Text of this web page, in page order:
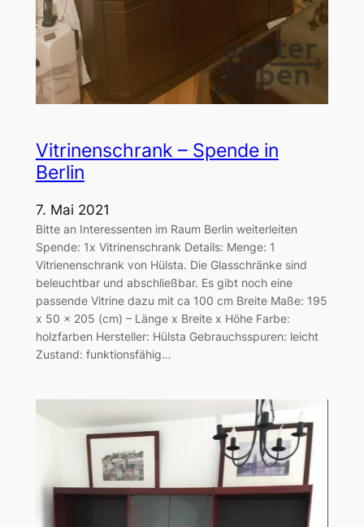
Vitrinenschrank – Spende in
Berlin
7. Mai 2021
Bitte an Interessenten im Raum Berlin weiterleiten
Spende: 1x Vitrinenschrank Details: Menge: 1
Vitrienenschrank von Hülsta. Die Glasschränke sind
beleuchtbar und abschließbar. Es gibt noch eine
passende Vitrine dazu mit ca 100 cm Breite Maße: 195
x 50 x 205 (cm) – Länge x Breite x Höhe Farbe:
holzfarben Hersteller: Hülsta Gebrauchsspuren: leicht
Zustand: funktionsfähig…